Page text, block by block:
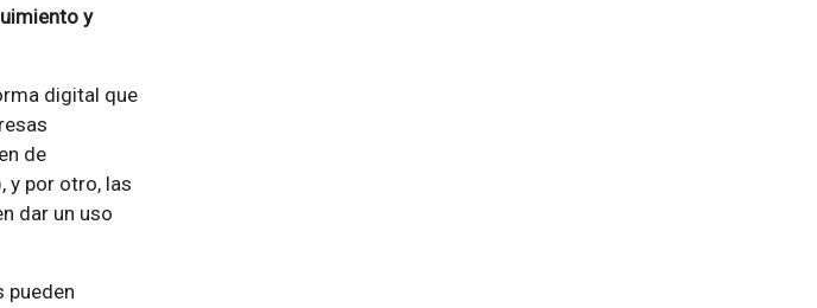
y
digital que
de
y por otro, las
dar un uso
pueden